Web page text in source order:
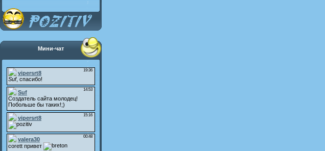
Мини-чат